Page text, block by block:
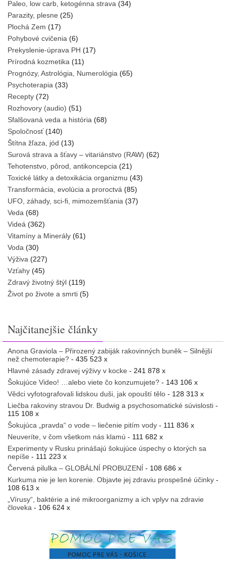
Paleo, low carb, ketogénna strava (34)
Parazity, plesne (25)
Plochá Zem (17)
Pohybové cvičenia (6)
Prekyslenie-úprava PH (17)
Prírodná kozmetika (11)
Prognózy, Astrológia, Numerológia (65)
Psychoterapia (33)
Recepty (72)
Rozhovory (audio) (51)
Sfalšovaná veda a história (68)
Spoločnosť(140)
Štítna žľaza, jód (13)
Surová strava a šťavy – vitariánstvo (RAW) (62)
Tehotenstvo, pôrod, antikoncepcia (21)
Toxické látky a detoxikácia organizmu (43)
Transformácia, evolúcia a proroctvá (85)
UFO, záhady, sci-fi, mimozemšťania (37)
Veda (68)
Videá (362)
Vitamíny a Minerály (61)
Voda (30)
Výživa (227)
Vzťahy (45)
Zdravý životný štýl (119)
Život po živote a smrti (5)
Najčitanejšie články
Anona Graviola – Přirozený zabiják rakovinných buněk – Silnější
než chemoterapie? - 435 523 x
Hlavné zásady zdravej výživy v kocke - 241 878 x
Šokujúce Video! …alebo viete čo konzumujete? - 143 106 x
Vědci vyfotografovali lidskou duši, jak opouští tělo - 128 313 x
Liečba rakoviny stravou Dr. Budwig a psychosomatické súvislosti -
115 108 x
Šokujúca „pravda“ o vode – liečenie pitím vody - 111 836 x
Neuveríte, v čom všetkom nás klamú - 111 682 x
Experimenty v Rusku prinášajú šokujúce úspechy o ktorých sa
nepíše - 111 223 x
Červená pilulka – GLOBÁLNÍ PROBUZENÍ - 108 686 x
Kurkuma nie je len korenie. Objavte jej zdraviu prospešné účinky -
108 613 x
„Vírusy“, baktérie a iné mikroorganizmy a ich vplyv na zdravie
človeka - 106 624 x